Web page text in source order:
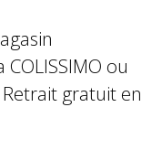
ou
gratuit en